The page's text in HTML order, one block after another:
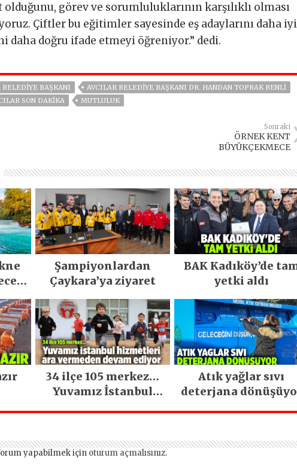
olduğunu, görev ve sorumluluklarının karşılıklı olması
Çiftler bu eğitimler sayesinde eş adaylarını daha iyi
daha doğru ifade etmeyi öğreniyor.” dedi.
BELEDIYE BAŞKANI
AVCILAR BELEDIYE BAŞKANI DR. HANDAN TOPRAK BENLI
SON DAKIKA MUTLULUK
Sonraki
ÖRNEK KENT
BÜYÜKÇEKMECE
Şampiyonlardan
Çaykara’ya ziyaret
BAK Kadıköy’de
yetki aldı
34 ilçe 105 merkez…
Yuvamız İstanbul
Atık yağlar sıvı
deterjana
yapabilmek için oturum açmalısınız.